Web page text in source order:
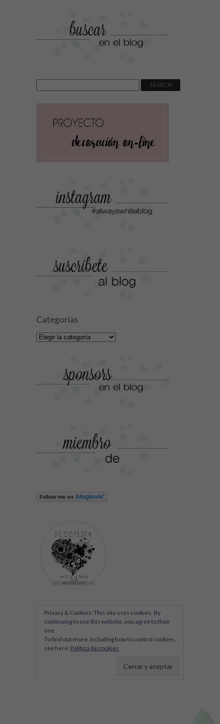
Categorías
Categorías
Privacy & Cookies: This site uses cookies. By
continuing to use this website, you agree to their
use.
To find out more, including how to control cookies,
see here: Política de cookies